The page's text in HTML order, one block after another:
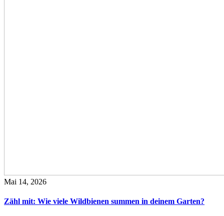
Mai 14, 2026
Zähl mit: Wie viele Wildbienen summen in deinem Garten?